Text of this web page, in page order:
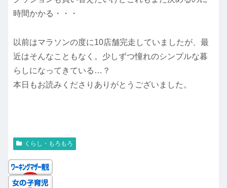
時間かかる・・・
以前はマラソンの度に10店舗完走していましたが、最
近はそんなこともなく。少しずつ憧れのシンプルな暮
らしになってきている…？
本日もお読みくださりありがとうございました。
くらし・もろもろ